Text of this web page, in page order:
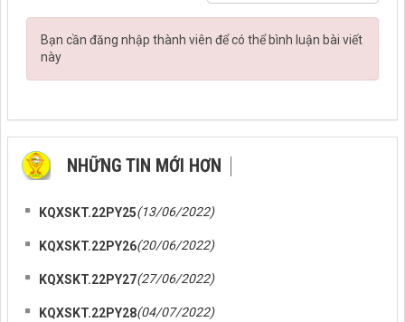
Bạn cần đăng nhập thành viên để có thể bình luận bài viết
này
NHỮNG TIN MỚI HƠN
KQXSKT.22PY25(13/06/2022)
KQXSKT.22PY26(20/06/2022)
KQXSKT.22PY27(27/06/2022)
KQXSKT.22PY28(04/07/2022)